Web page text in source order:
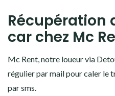
Récupération
car chez Mc
Mc Rent, notre loueur via
régulier par mail pour caler le
par sms.